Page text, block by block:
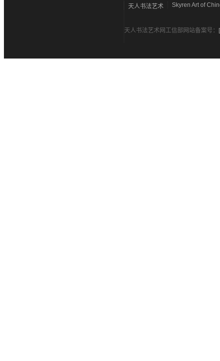
天人书法艺术 Skyren Art of
天人书法艺术网工信部网站备案号：